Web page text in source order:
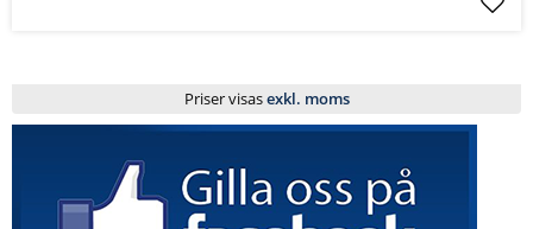
Priser visasexkl. moms